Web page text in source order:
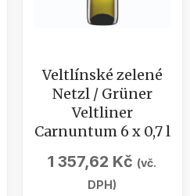
Veltlínské zelené
Netzl / Grüner
Veltliner
Carnuntum 6 x 0,7 l
1 357,62 Kč (vč.
DPH)